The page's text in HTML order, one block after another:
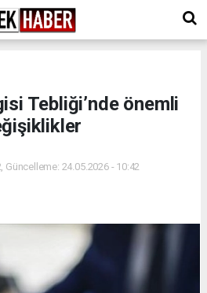
Tebliği’nde önemli
Güncelleme: 24.05.2026 - 10:42